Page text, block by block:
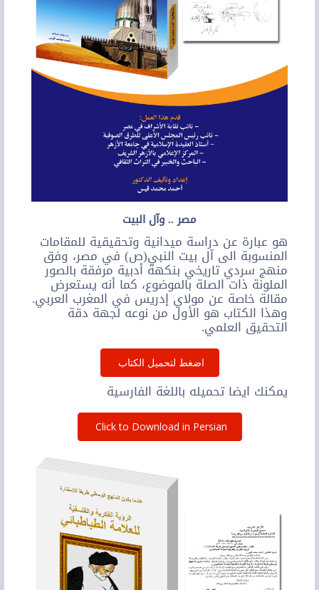
مصر .. وآل البيت
هو عبارة عن دراسة ميدانية وتحقيقية للمقامات
المنسوبة الى آل بيت النبي(ص) في مصر، وفق
منهج سردي تاريخي بنكهة أدبية مرفقة بالصور
الملونة ذات الصلة بالموضوع، كما أنه يستعرض
مقالة خاصة عن مولاي إدريس في المغرب العربي.
وهذا الكتاب هو الأول من نوعه لجهة دقة
التحقيق العلمي.
اضغط لتحميل الكتاب
يمكنك ايضا تحميله باللغة الفارسية
Click to Download in Persian